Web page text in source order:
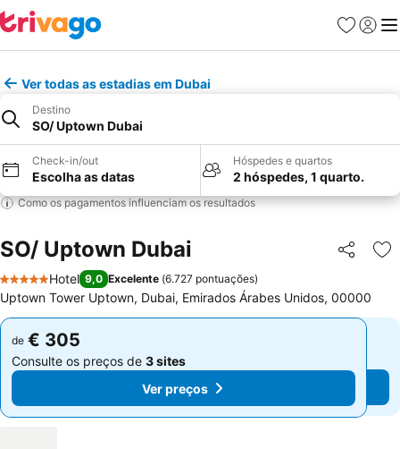
Favoritos
Iniciar
Ver todas as estadias em Dubai
Destino
SO/ Uptown Dubai
Check-in/out
Escolha as datas
Hóspedes e quartos
2 hóspedes, 1 quarto.
Como os pagamentos influenciam os resultados
SO/ Uptown Dubai Partilhar
5 Estrelas
Hotel 9,0 Excelente (6.727 pontuações)
Uptown Tower Uptown, Dubai, Emirados Árabes Unidos, 00000
de € 305
Consulte os preços de 3 sites
Ver preços
de € 305
Consulte os preços de 3 sites
Ver preços